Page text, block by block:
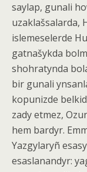
saylap, gunali
uzaklašsalarda,
islemeselerde
gatnašykda
shohratynda
bir gunali
kopunizde
zady etmez,
hem bardyr.
Yazgylaryñ
esaslanandyr: